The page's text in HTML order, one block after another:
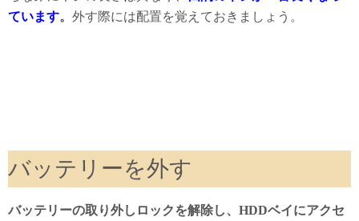
ています。 外す際には配置を覚えておきましょう。
バッテリーを外す
バッテリーの取り外しロックを解除し、HDDベイにアクセ